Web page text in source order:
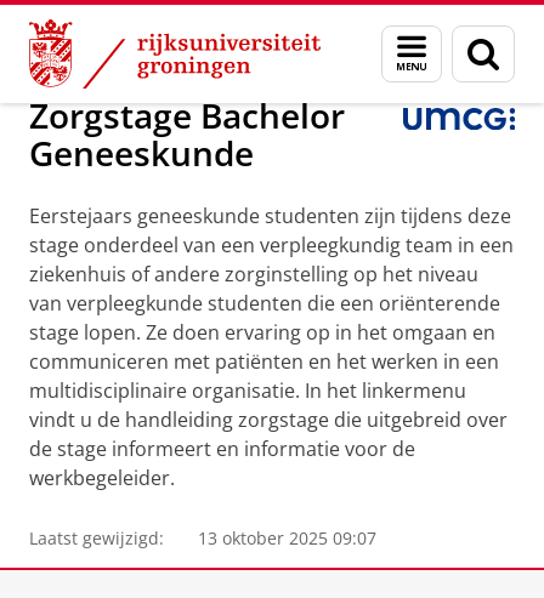
Skip
Content
Skip
Navigation
Menu
en
zoeken
Zorgstage Bachelor Geneeskunde
Zorgstage Bachelor
Geneeskunde
Eerstejaars geneeskunde studenten zijn tijdens deze
stage onderdeel van een verpleegkundig team in een
ziekenhuis of andere zorginstelling op het niveau
van verpleegkunde studenten die een oriënterende
stage lopen. Ze doen ervaring op in het omgaan en
communiceren met patiënten en het werken in een
multidisciplinaire organisatie. In het linkermenu
vindt u de handleiding zorgstage die uitgebreid over
de stage informeert en informatie voor de
werkbegeleider.
Laatst gewijzigd: 13 oktober 2025 09:07